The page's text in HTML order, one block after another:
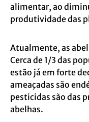
alimentar, ao
produtividade das
Atualmente, as
Cerca de 1/3 das
estão já em forte
ameaçadas são
pesticidas são das
abelhas.